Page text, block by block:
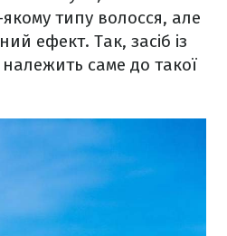
якому типу волосся, але
ефект. Так, засіб із
саме до такої